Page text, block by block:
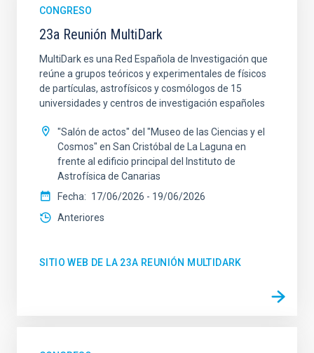
CONGRESO
23a Reunión MultiDark
MultiDark es una Red Española de Investigación que
reúne a grupos teóricos y experimentales de físicos
de partículas, astrofísicos y cosmólogos de 15
universidades y centros de investigación españoles
"Salón de actos" del "Museo de las Ciencias y el
Cosmos" en San Cristóbal de La Laguna en
frente al edificio principal del Instituto de
Astrofísica de Canarias
Fecha
17/06/2026 - 19/06/2026
Anteriores
SITIO WEB DE LA 23A REUNIÓN MULTIDARK